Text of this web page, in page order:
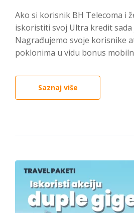
Ako si korisnik BH Telecoma i
iskoristiti svoj Ultra kredit sada
Nagrađujemo svoje korisnike
poklonima u vidu bonus
Saznaj više